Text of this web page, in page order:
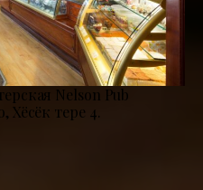
Nelson Pub
Хёсёк тере 4.